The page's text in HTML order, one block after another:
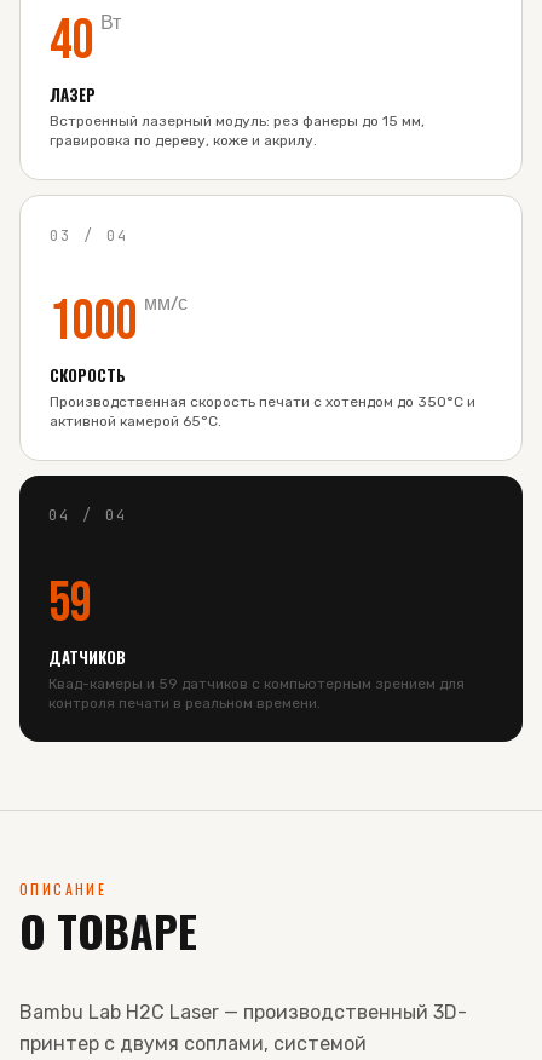
40 Вт
ЛАЗЕР
Встроенный лазерный модуль: рез фанеры до 15 мм,
гравировка по дереву, коже и акрилу.
03 / 04
1000 мм/с
СКОРОСТЬ
Производственная скорость печати с хотендом до 350°C и
активной камерой 65°C.
04 / 04
59
ДАТЧИКОВ
Квад-камеры и 59 датчиков с компьютерным зрением для
контроля печати в реальном времени.
ОПИСАНИЕ
О ТОВАРЕ
Bambu Lab H2C Laser — производственный 3D-
принтер с двумя соплами, системой